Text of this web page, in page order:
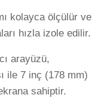
kolayca ölçülür ve
hızla izole edilir.
arayüzü,
ile 7 inç (178 mm)
sahiptir.